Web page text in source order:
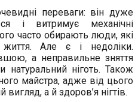
переваги: він дуже
і витримує механічні
часто обирають люди, які
життя. Але є і недоліки.
а неправильне зняття
натуральний ніготь. Також
майстра, адже від цього
а й здоров’я нігтів.